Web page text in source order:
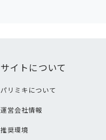
サイトについて
パリミキについて
運営会社情報
推奨環境